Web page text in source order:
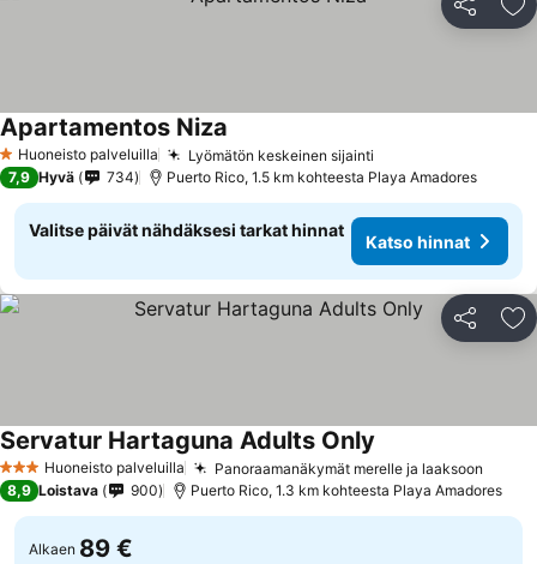
Jaa
1 Tähtiluokitus
Huoneisto palveluilla Lyömätön keskeinen sijainti
Apartamentos Niza
7,9 Hyvä 734 Puerto Rico, 1.5 km kohteesta Playa Amadores
Valitse päivät nähdäksesi tarkat hinnat
Katso hinnat
Jaa
3 Tähtiluokitus
Huoneisto palveluilla Panoraamanäkymät merelle ja laaksoon
Servatur Hartaguna Adults Only
8,9 Loistava 900 Puerto Rico, 1.3 km kohteesta Playa Amadores
Alkaen 89 €